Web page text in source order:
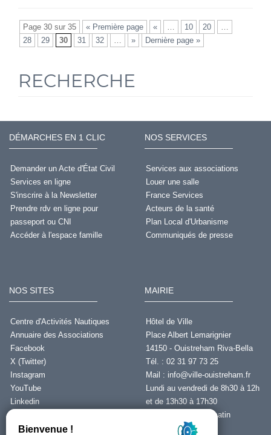
Page 30 sur 35 « Première page « … 10 20
…
28
29 30 31 32 … » Dernière page »
RECHERCHE
DÉMARCHES EN 1 CLIC
Demander un Acte d'État Civil
Services en ligne
S'inscrire à la Newsletter
Prendre rdv en ligne pour
passeport ou CNI
Accéder à l'espace famille
NOS SERVICES
Services aux associations
Louer une salle
France Services
Acteurs de la santé
Plan Local d'Urbanisme
Communiqués de presse
NOS SITES
Centre d'Activités Nautiques
Annuaire des Associations
Facebook
X (Twitter)
Instagram
YouTube
Linkedin
MAIRIE
Hôtel de Ville
Place Albert Lemarignier
14150 - Ouistreham Riva-Bella
Tél. : 02 31 97 73 25
Mail : info@ville-ouistreham.fr
Lundi au vendredi de 8h30 à 12h
et de 13h30 à 17h30
Fermeture le jeudi matin
Nous contacter